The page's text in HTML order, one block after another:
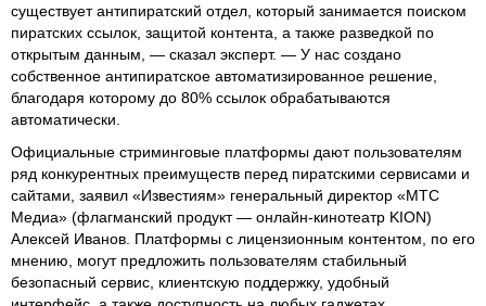
существует антипиратский отдел, который занимается поиском
пиратских ссылок, защитой контента, а также разведкой по
открытым данным, — сказал эксперт. — У нас создано
собственное антипиратское автоматизированное решение,
благодаря которому до 80% ссылок обрабатываются
автоматически.
Официальные стриминговые платформы дают пользователям
ряд конкурентных преимуществ перед пиратскими сервисами и
сайтами, заявил «Известиям» генеральный директор «МТС
Медиа» (флагманский продукт — онлайн-кинотеатр KION)
Алексей Иванов. Платформы с лицензионным контентом, по его
мнению, могут предложить пользователям стабильный
безопасный сервис, клиентскую поддержку, удобный